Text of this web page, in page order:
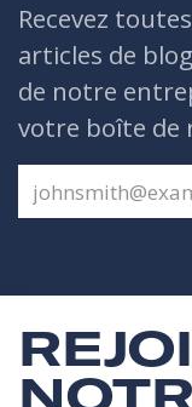
Recevez
articles de
de notre
votre boîte de